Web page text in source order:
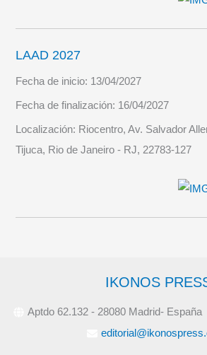
LAAD 2027
Fecha de inicio: 13/04/2027
Fecha de finalización: 16/04/2027
Localización: Riocentro, Av. Salvador
Tijuca, Rio de Janeiro - RJ, 22783-127
IKONOS
Aptdo 62.132 - 28080 Madrid- España